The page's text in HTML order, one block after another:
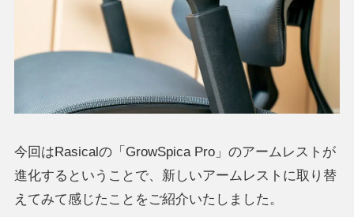
今回はRasicalの「GrowSpica Pro」のアームレストが
進化するということで、新しいアームレストに取り替
えてみて感じたことをご紹介いたしました。